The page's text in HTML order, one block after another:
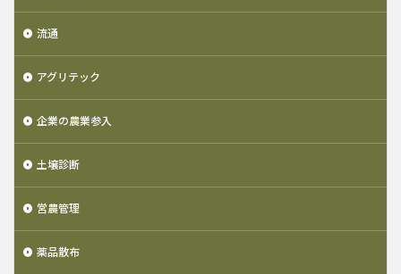
流通
アグリテック
企業の農業参入
土壌診断
営農管理
薬品散布